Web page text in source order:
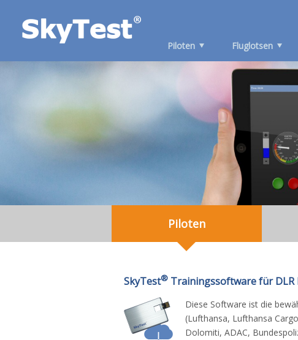
Piloten Fluglotsen
Piloten
SkyTest® Trainingssoftware für DLR
Diese Software ist die
(Lufthansa, Lufthansa
Dolomiti, ADAC,